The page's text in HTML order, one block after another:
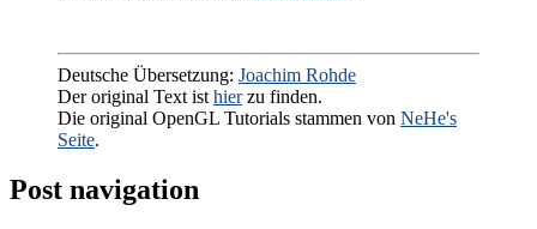
Deutsche Übersetzung: Joachim Rohde
Der original Text ist hierzu finden.
Die original OpenGL Tutorials stammen von NeHe's
Seite.
Post navigation